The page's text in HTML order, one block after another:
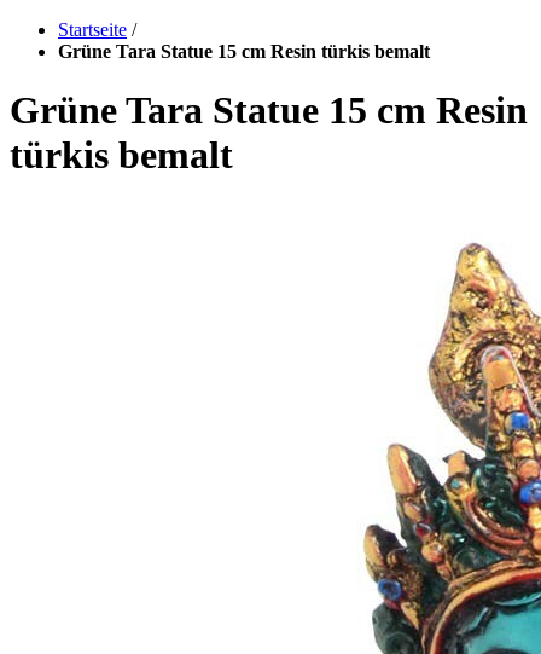
Startseite /
Grüne Tara Statue 15 cm Resin türkis bemalt
Grüne Tara Statue 15 cm Resin
türkis bemalt